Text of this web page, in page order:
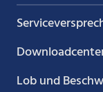
Lob und